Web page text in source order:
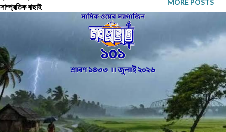
করে। আর্থ সামাজিক রূপান্তরের সঙ্গে শিল্প সাহিত্যে এক বিপ্লবী পরিবর্তন আসে। কিন্তু
শোষণ ব্যবস্থা ভিন্ন আঙ্গিকে টিকে থাকে। তার ক্ষয়ের দিকটা প্রকট হতে থাকে। সভ্যতার
এক সংকট দেখা যায়। মানুষের চিন্তার জগতেও এই যুগের প্রথম পর্যায়ে এক বৈপ্লবিক
পরিবর্তন আসে। নতুন এই সমাজের উষালগ্নে মানুষ এক নতুন জীবনের কল্পনা করে। তার
মননে...
সাম্প্রতিক বাছাই